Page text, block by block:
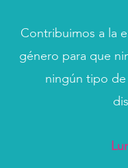
Contribuimos a la
género para que
ningún tipo de